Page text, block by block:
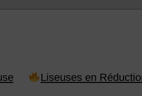
Kindle, Kobo,
Liseuses en